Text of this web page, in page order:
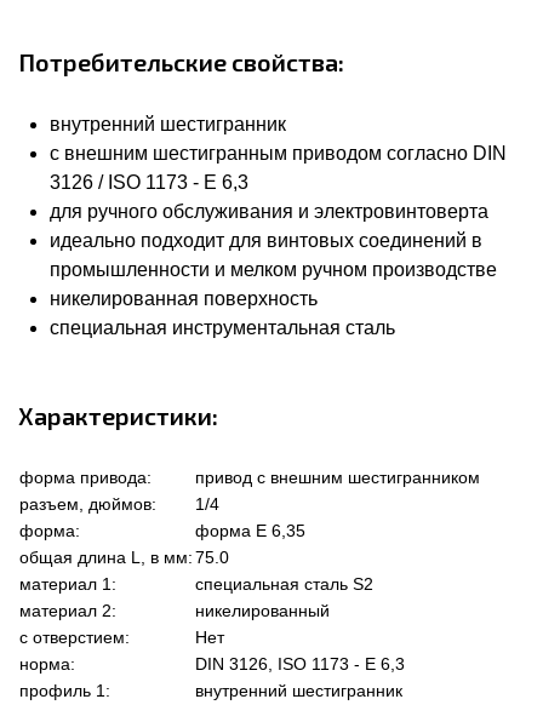
Потребительские свойства:
внутренний шестигранник
с внешним шестигранным приводом согласно DIN
3126 / ISO 1173 - E 6,3
для ручного обслуживания и электровинтоверта
идеально подходит для винтовых соединений в
промышленности и мелком ручном производстве
никелированная поверхность
специальная инструментальная сталь
Характеристики:
форма привода:
привод с внешним шестигранником
разъем, дюймов:
1/4
форма:
форма Е 6,35
общая длина L, в мм:75.0
материал 1:
специальная сталь S2
материал 2:
никелированный
с отверстием:
Нет
норма:
DIN 3126, ISO 1173 - E 6,3
профиль 1:
внутренний шестигранник